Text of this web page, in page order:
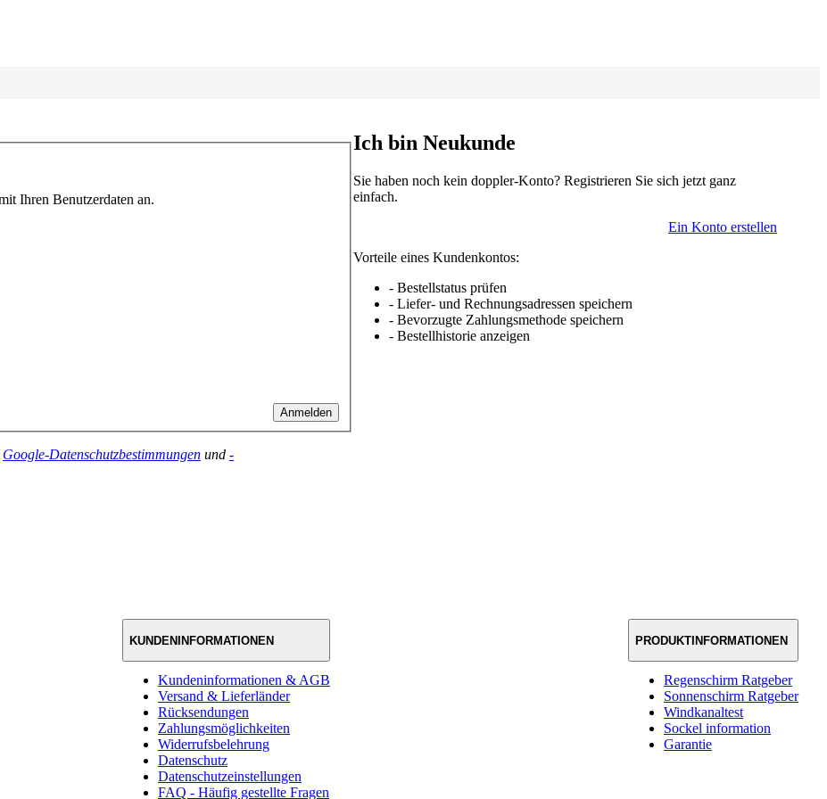
Ihren Benutzerdaten an.
Anmelden
Google-Datenschutzbestimmungen und -
Ich bin Neukunde
Sie haben noch kein doppler-Konto? Registrieren Sie sich jetzt ganz
einfach.
Ein Konto erstellen
Vorteile eines Kundenkontos:
- Bestellstatus prüfen
- Liefer- und Rechnungsadressen speichern
- Bevorzugte Zahlungsmethode speichern
- Bestellhistorie anzeigen
KUNDENINFORMATIONEN
Kundeninformationen & AGB
Versand & Lieferländer
Rücksendungen
Zahlungsmöglichkeiten
Widerrufsbelehrung
Datenschutz
Datenschutzeinstellungen
FAQ - Häufig gestellte Fragen
PRODUKTINFORMATIONEN
Regenschirm Ratgeber
Sonnenschirm Ratgeber
Windkanaltest
Sockel information
Garantie